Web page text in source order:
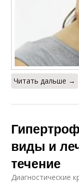
Читать дальше →
виды и
течение
Диагностические